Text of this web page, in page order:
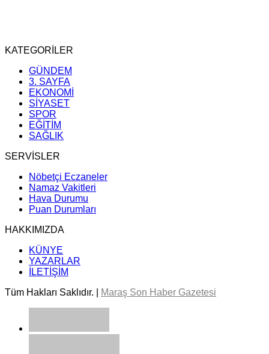
KATEGORİLER
GÜNDEM
3. SAYFA
EKONOMİ
SİYASET
SPOR
EĞİTİM
SAĞLIK
SERVİSLER
Nöbetçi Eczaneler
Namaz Vakitleri
Hava Durumu
Puan Durumları
HAKKIMIZDA
KÜNYE
YAZARLAR
İLETİŞİM
Tüm Hakları Saklıdır. |
Maraş Son Haber Gazetesi